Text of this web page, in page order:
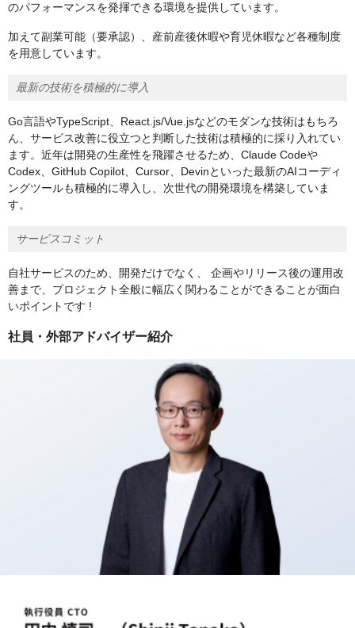
のパフォーマンスを発揮できる環境を提供しています。
加えて副業可能（要承認）、産前産後休暇や育児休暇など各種制度
を用意しています。
最新の技術を積極的に導入
Go言語やTypeScript、React.js/Vue.jsなどのモダンな技術はもちろ
ん、サービス改善に役立つと判断した技術は積極的に採り入れてい
ます。近年は開発の生産性を飛躍させるため、Claude Codeや
Codex、GitHub Copilot、Cursor、Devinといった最新のAIコーディ
ングツールも積極的に導入し、次世代の開発環境を構築していま
す。
サービスコミット
自社サービスのため、開発だけでなく、 企画やリリース後の運用改
善まで、プロジェクト全般に幅広く関わることができることが面白
いポイントです !
社員・外部アドバイザー紹介